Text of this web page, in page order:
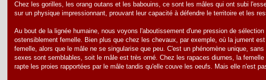
Chez les gorilles, les orang outans et les babouins, ce sont les mâles qui ont subi
sur un physique impressionnant, prouvant leur capacité à défendre le territoire et les
Au bout de la lignée humaine, nous voyons l'aboutissement d'une pression de
ostensiblement femelle. Bien plus que chez les chevaux, par exemple, où la jument
femelle, alors que le mâle ne se singularise que peu. C'est un phénomène unique,
sexes sont semblables, soit le mâle est très orné. Chez les rapaces diurnes, la
rapte les proies rapportées par le mâle tandis qu'elle couve les oeufs. Mais elle n'est